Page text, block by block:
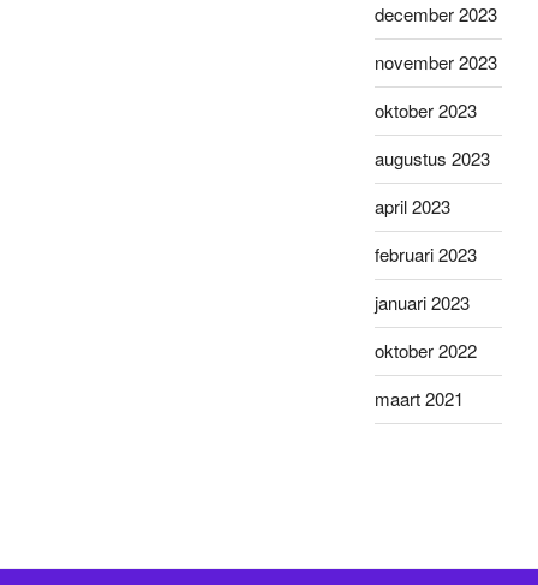
december 2023
november 2023
oktober 2023
augustus 2023
april 2023
februari 2023
januari 2023
oktober 2022
maart 2021